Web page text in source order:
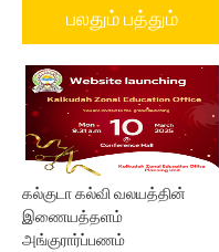
பலதும் பத்தும்
கல்குடா கல்வி வலயத்தின்
இணையத்தளம்
அங்குரார்ப்பணம்